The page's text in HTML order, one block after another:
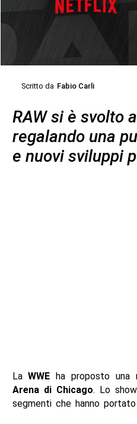
Scritto da Fabio Carli
RAW si è svolto
regalando una
e nuovi sviluppi
LaWWE ha proposto una
Arena di Chicago. Lo
segmenti che hanno